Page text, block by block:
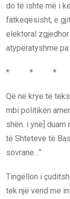
do të ishte më i
fatkeqësisht, e
elektoral
atypëratyshme
* * *
Që në krye të
mbi politikën
shën. i ynë]
të Shteteve të
sovrane…”
Tingëllon i
tek një vend me